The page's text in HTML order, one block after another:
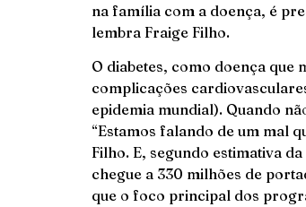
na família com a doença, é
lembra Fraige Filho.
O diabetes, como doença que
complicações
epidemia mundial). Quando
“Estamos falando de um mal
Filho. E, segundo estimativa
chegue a 330 milhões de
que o foco principal dos